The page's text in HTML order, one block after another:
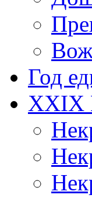
Год
XXIX